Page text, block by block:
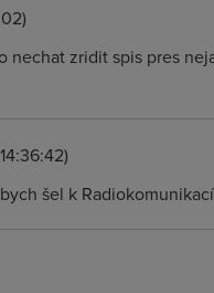
nechat zridit spis pres
šel k